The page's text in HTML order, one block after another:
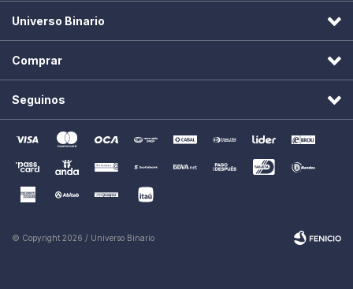
Universo Binario
Comprar
Seguinos
© Copyright 2026 / Universo Binario